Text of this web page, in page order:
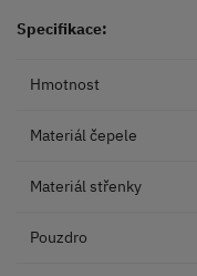
Specifikace:
Hmotnost
Materiál čepele
Materiál střenky
Pouzdro